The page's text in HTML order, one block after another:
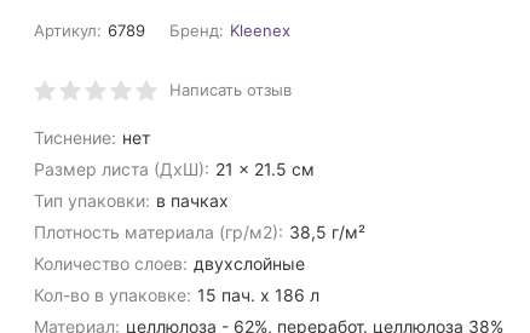
Артикул: 6789 Бренд: Kleenex
Написать отзыв
Тиснение: нет
Размер листа (ДхШ): 21 × 21.5 см
Тип упаковки: в пачках
Плотность материала (гр/м2): 38,5 г/м²
Количество слоев: двухслойные
Кол-во в упаковке: 15 пач. х 186 л
Материал: целлюлоза - 62%, переработ. целлюлоза 38%